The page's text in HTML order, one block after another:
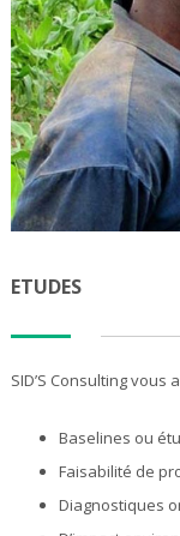
ETUDES
SID’S Consulting
Baselines ou
Faisabilité de
Diagnostiques